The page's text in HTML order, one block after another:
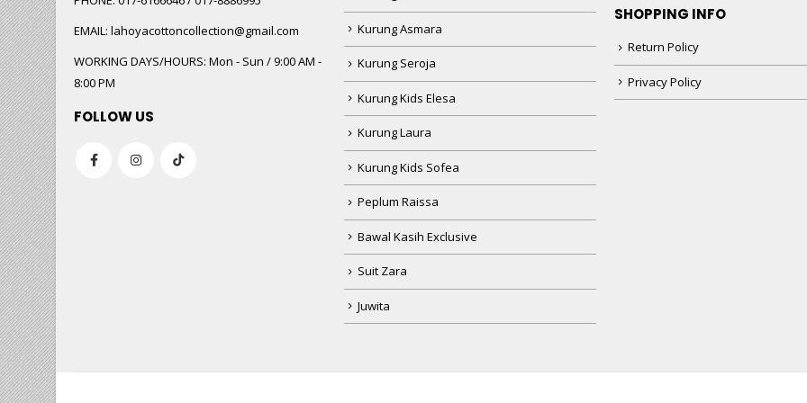
EMAIL: lahoyacottoncollection@gmail.com
WORKING DAYS/HOURS: Mon - Sun / 9:00 AM -
8:00 PM
FOLLOW US
Kurung Asmara
Kurung Seroja
Kurung Kids Elesa
Kurung Laura
Kurung Kids Sofea
Peplum Raissa
Bawal Kasih Exclusive
Suit Zara
Juwita
SHOPPING INFO
Return Policy
Privacy Policy